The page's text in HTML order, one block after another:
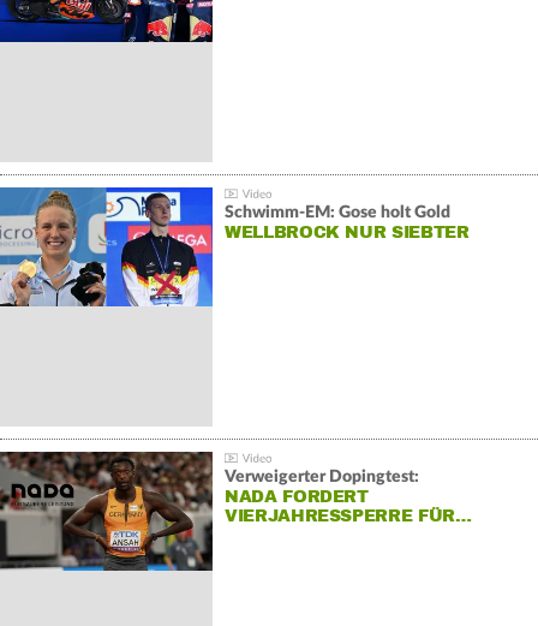
Schwimm-EM: Gose holt Gold
WELLBROCK NUR SIEBTER
Verweigerter Dopingtest:
NADA FORDERT
VIERJAHRESSPERRE FÜR…